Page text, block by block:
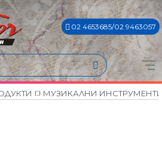
02 4653685/02 9463057
МУЗИКАЛНИ